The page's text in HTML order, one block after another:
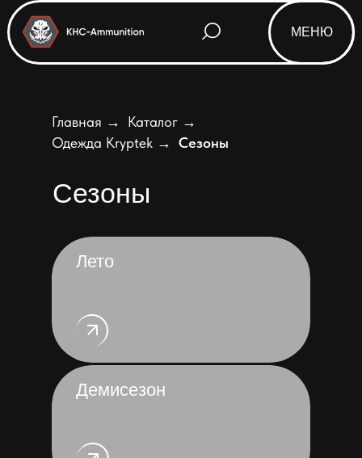
МЕНЮ
Главная → Каталог →
Одежда Kryptek → Сезоны
Сезоны
Лето
Демисезон